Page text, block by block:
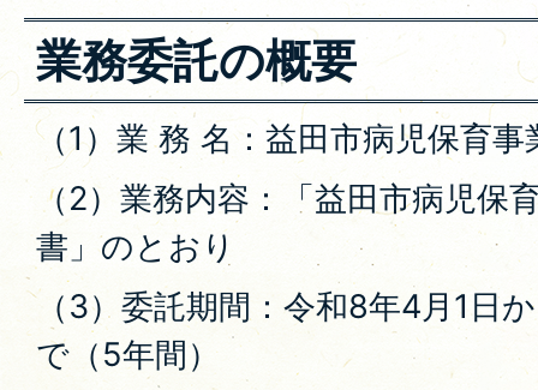
業務委託の概要
（1）業 務 名：益田市病児保育事
（2）業務内容：「益田市病児保
書」のとおり
（3）委託期間：令和8年4月1日
で（5年間）